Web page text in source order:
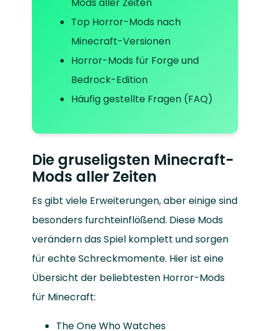
Top Horror-Mods nach
Minecraft-Versionen
Horror-Mods für Forge und
Bedrock-Edition
Häufig gestellte Fragen (FAQ)
Die gruseligsten Minecraft-
Mods aller Zeiten
Es gibt viele Erweiterungen, aber einige sind
besonders furchteinflößend. Diese Mods
verändern das Spiel komplett und sorgen
für echte Schreckmomente. Hier ist eine
Übersicht der beliebtesten Horror-Mods
für Minecraft:
The One Who Watches